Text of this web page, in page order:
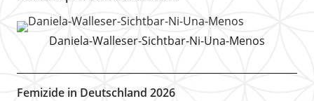
Daniela-Walleser-Sichtbar-Ni-Una-Menos
Femizide in Deutschland 2026